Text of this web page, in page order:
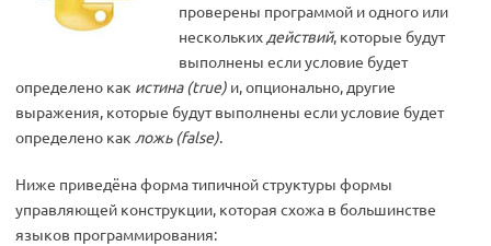
проверены программой и одного или
нескольких действий, которые будут
выполнены если условие будет
определено как истина (true) и, опционально, другие
выражения, которые будут выполнены если условие будет
определено как ложь (false).
Ниже приведёна форма типичной структуры формы
управляющей конструкции, которая схожа в большинстве
языков программирования: